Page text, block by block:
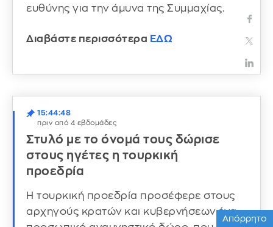
ευθύνης για την άμυνα της Συμμαχίας.
Διαβάστε περισσότερα ΕΔΩ
15:44:48
πριν από 4 εβδομάδες
Στυλό με το όνομά τους δώρισε
στους ηγέτες η τουρκική
προεδρία
Η τουρκική προεδρία προσέφερε στους
αρχηγούς κρατών και κυβερνήσεων ένα
Απόρρητο